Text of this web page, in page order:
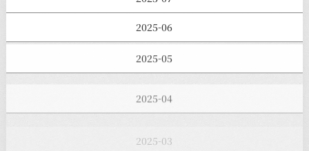
2025-06
2025-05
2025-03
2025-02